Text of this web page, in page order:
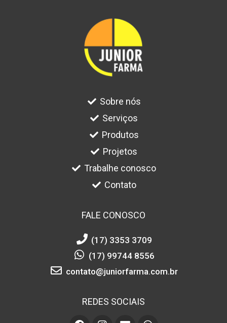
Sobre nós
Serviços
Produtos
Projetos
Trabalhe conosco
Contato
FALE CONOSCO
(17) 3353 3709
(17) 99744 8556
contato@juniorfarma.com.br
REDES SOCIAIS